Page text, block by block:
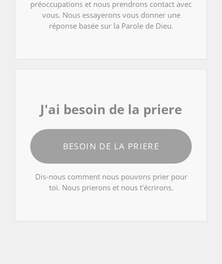
préoccupations et nous prendrons contact avec
vous. Nous essayerons vous donner une
réponse basée sur la Parole de Dieu.
J'ai besoin de la priere
BESOIN DE LA PRIERE
Dis-nous comment nous pouvons prier pour
toi. Nous prierons et nous t'écrirons.